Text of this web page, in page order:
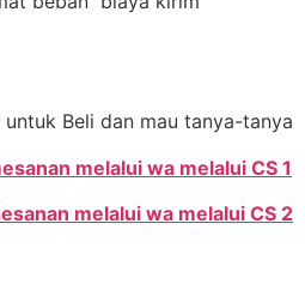
Beli dan mau tanya-tanya
melalui wa melalui CS 1
melalui wa melalui CS 2